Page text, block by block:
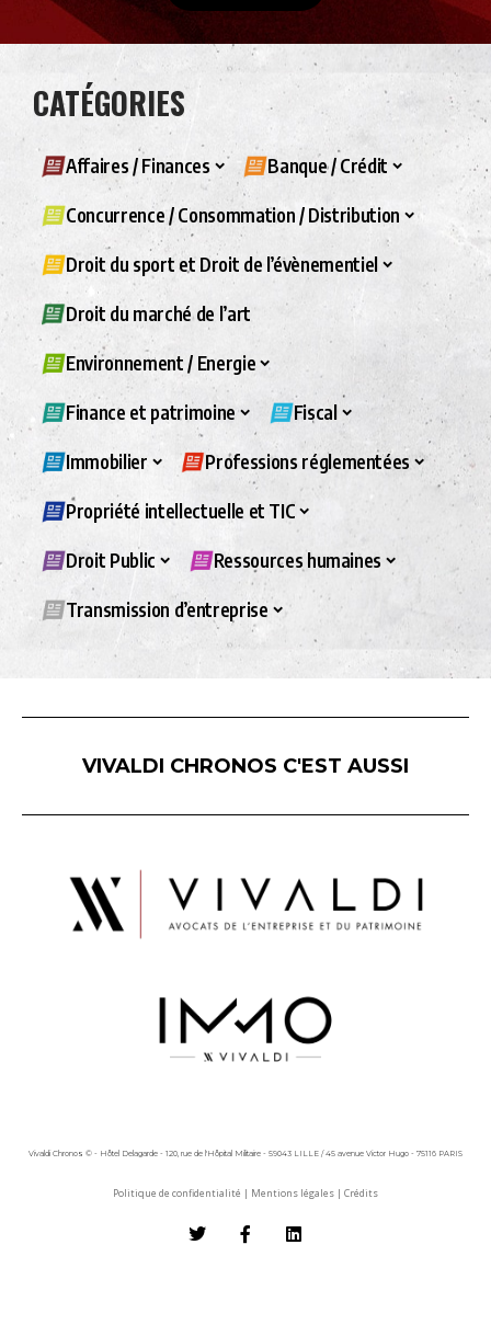
CATÉGORIES
Affaires / Finances Banque / Crédit
Concurrence / Consommation / Distribution
Droit du sport et Droit de l’évènementiel
Droit du marché de l’art
Environnement / Energie
Finance et patrimoine Fiscal
Immobilier Professions réglementées
Propriété intellectuelle et TIC
Droit Public Ressources humaines
Transmission d’entreprise
VIVALDI CHRONOS C'EST AUSSI
Vivaldi Chronos © - Hôtel Delagarde - 120, rue de l'Hôpital Militaire - 59043 LILLE / 45 avenue Victor Hugo - 75116 PARIS
Politique de confidentialité | Mentions légales | Crédits